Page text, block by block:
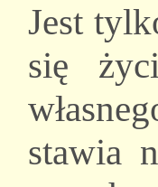
Jest
się
stawia